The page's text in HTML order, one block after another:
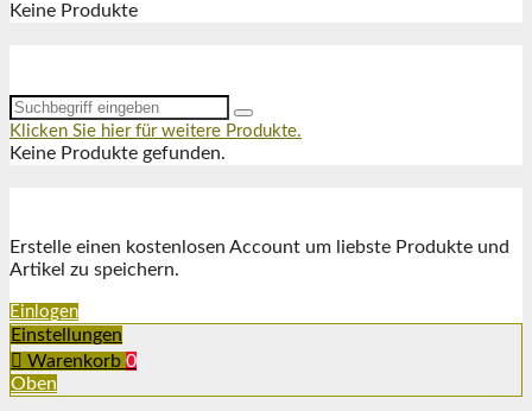
Keine Produkte
Klicken Sie hier für weitere Produkte.
Keine Produkte gefunden.
Erstelle einen kostenlosen Account um liebste Produkte und
Artikel zu speichern.
Einlogen
Einstellungen
Warenkorb 0
Oben